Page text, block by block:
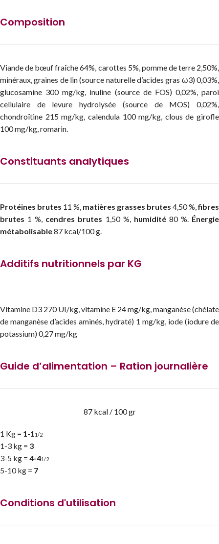
Composition
Viande de bœuf fraîche 64%, carottes 5%, pomme de terre 2,50%,
minéraux, graines de lin (source naturelle d’acides gras ω3) 0,03%,
glucosamine 300 mg/kg, inuline (source de FOS) 0,02%, paroi
cellulaire de levure hydrolysée (source de MOS) 0,02%,
chondroïtine 215 mg/kg, calendula 100 mg/kg, clous de girofle
100 mg/kg, romarin.
Constituants analytiques
Protéines brutes 11 %, matières grasses brutes 4,50 %,fibres
brutes 1 %, cendres brutes 1,50 %, humidité80 %. Énergie
métabolisable87 kcal/100 g.
Additifs nutritionnels par KG
Vitamine D3 270 UI/kg, vitamine E 24 mg/kg, manganèse (chélate
de manganèse d’acides aminés, hydraté) 1 mg/kg, iode (iodure de
potassium) 0,27 mg/kg
Guide d’alimentation – Ration journalière
87 kcal / 100 gr
1 Kg = 1-11/2
1-3 kg = 3
3-5 kg = 4-41/2
5-10 kg = 7
Conditions d'utilisation